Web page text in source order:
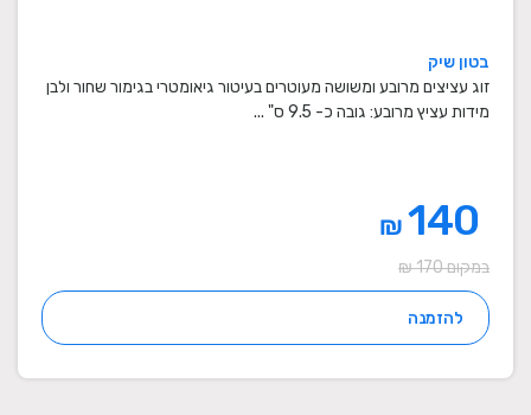
בטון שיק
זוג עציצים מרובע ומשושה מעוטרים בעיטור גיאומטרי בגימור שחור ולבן
מידות עציץ מרובע: גובה כ- 9.5 ס" ...
₪
במקום 170 ₪
להזמנה